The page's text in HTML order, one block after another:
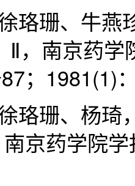
珞珊、牛燕
Ⅱ，南京药
；1981(1)
珞珊、杨琦
京药学院